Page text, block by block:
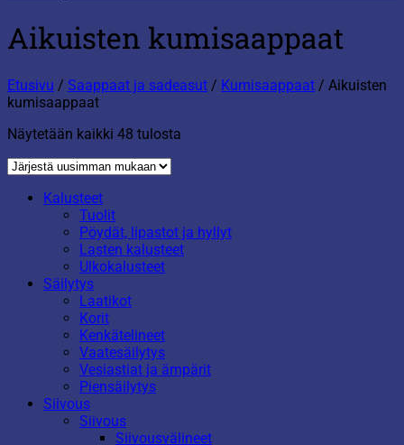
Aikuisten kumisaappaat
Etusivu / Saappaat ja sadeasut / Kumisaappaat / Aikuisten
kumisaappaat
Näytetään kaikki 48 tulosta
Kalusteet
Tuolit
Pöydät, lipastot ja hyllyt
Lasten kalusteet
Ulkokalusteet
Säilytys
Laatikot
Korit
Kenkätelineet
Vaatesäilytys
Vesiastiat ja ämpärit
Piensäilytys
Siivous
Siivous
Siivousvälineet